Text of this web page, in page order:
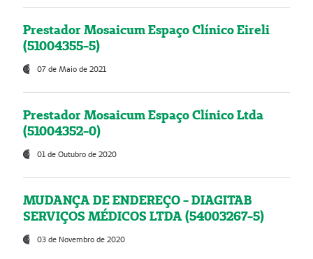
Prestador Mosaicum Espaço Clínico Eireli
(51004355-5)
07 de Maio de 2021
Prestador Mosaicum Espaço Clínico Ltda
(51004352-0)
01 de Outubro de 2020
MUDANÇA DE ENDEREÇO - DIAGITAB
SERVIÇOS MÉDICOS LTDA (54003267-5)
03 de Novembro de 2020